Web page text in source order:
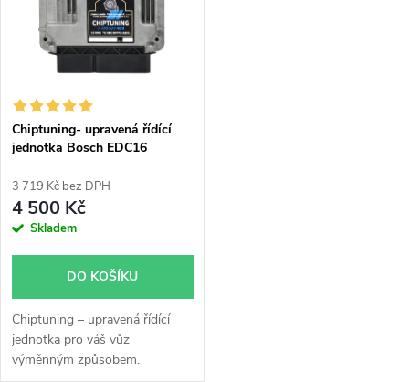
Chiptuning- upravená řídící
jednotka Bosch EDC16
3 719 Kč bez DPH
4 500 Kč
Skladem
DO KOŠÍKU
Chiptuning – upravená řídící
jednotka pro váš vůz
výměnným způsobem.